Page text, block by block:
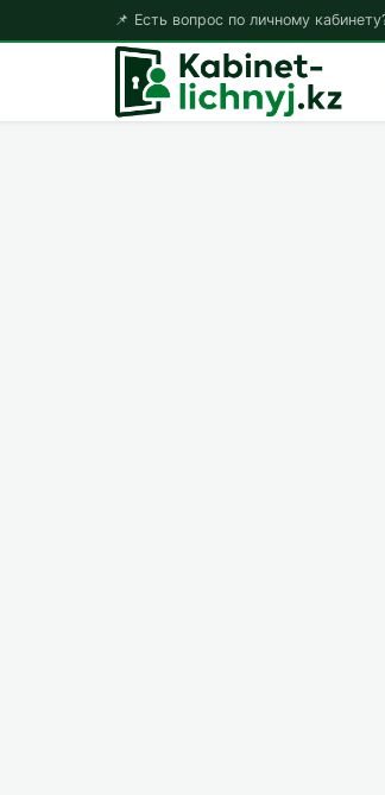
📌 Есть вопрос по личному